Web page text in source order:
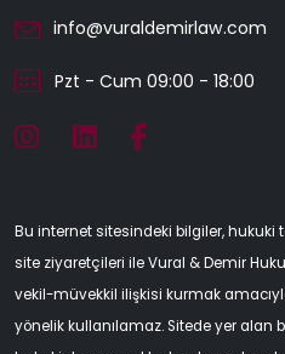
info@vuraldemirlaw.com
Pzt - Cum 09:00 - 18:00
Bu internet sitesindeki bilgiler,
site ziyaretçileri ile Vural & Demir
vekil-müvekkil ilişkisi kurmak
yönelik kullanılamaz. Sitede yer alan